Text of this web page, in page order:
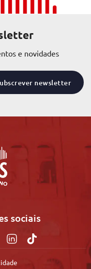
e novidades
newsletter
sociais